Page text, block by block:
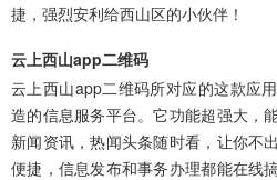
捷，强烈安利给西山区的小伙伴！
云上西山app二维码
云上西山app二维码所对应的这款应
造的信息服务平台。它功能超强大，
新闻资讯，热闻头条随时看，让你不
便捷，信息发布和事务办理都能在线